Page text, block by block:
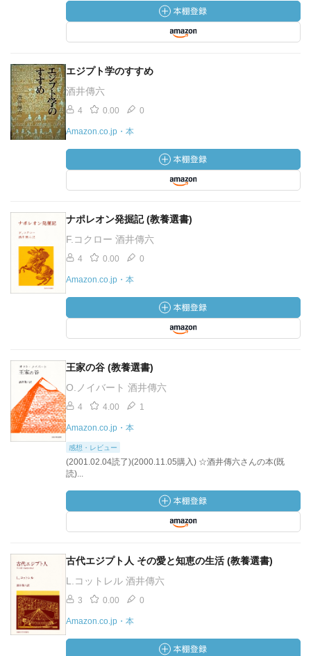
エジプト学のすすめ
酒井傳六
4 0.00 0
Amazon.co.jp・本
ナポレオン発掘記 (教養選書)
F.コクロー 酒井傳六
4 0.00 0
Amazon.co.jp・本
王家の谷 (教養選書)
O.ノイバート 酒井傳六
4 4.00 1
Amazon.co.jp・本
感想・レビュー
(2001.02.04読了)(2000.11.05購入) ☆酒井傳六さんの本(既
読)...
古代エジプト人 その愛と知恵の生活 (教養選書)
L.コットレル 酒井傳六
3 0.00 0
Amazon.co.jp・本